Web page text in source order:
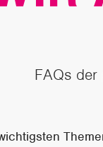
FAQs der